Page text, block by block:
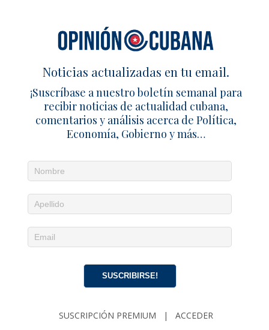
ANTERIOR
El4tico: un hombre se levanta y se mira al espejo
SIGUIENTE
Mercado informal: El peso se desploma ante el
dólar
Periódico Patria, vocero de la
Independencia
14 marzo 2023 Abel Santiago Francis Acea
Hay una cura para la neumonía del
Partido Comunista Chino: decir no al
Noticias actualizadas en tu email.
¡Suscríbase a nuestro boletín semanal para
recibir noticias de actualidad cubana,
comentarios y análisis acerca de Política,
Economía, Gobierno y más…
SUSCRIBIRSE!
SUSCRIPCIÓN PREMIUM | ACCEDER